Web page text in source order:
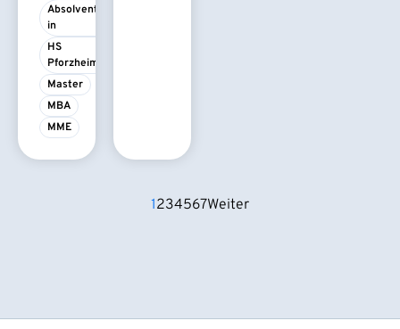
Absolvent/-
in
HS
Pforzheim
Master
MBA
MME
1234567Weiter